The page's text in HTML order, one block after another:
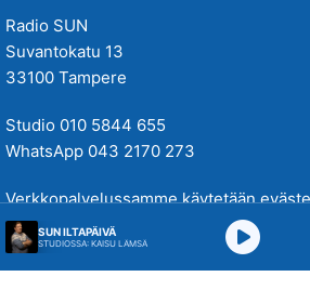
Radio SUN
Suvantokatu 13
33100 Tampere
Studio 010 5844 655
WhatsApp 043 2170 273
Verkkopalvelussamme käytetään
parantamiseksi. Tutustu
SUN ILTAPÄIVÄ
STUDIOSSA: KAISU LÄMSÄ